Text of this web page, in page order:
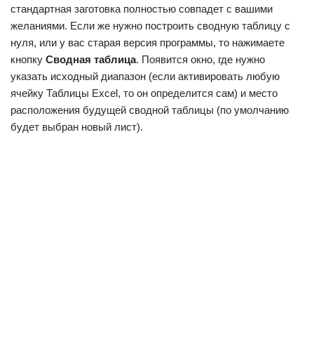
стандартная заготовка полностью совпадет с вашими
желаниями. Если же нужно построить сводную таблицу с
нуля, или у вас старая версия программы, то нажимаете
кнопку Сводная таблица. Появится окно, где нужно
указать исходный диапазон (если активировать любую
ячейку Таблицы Excel, то он определится сам) и место
расположения будущей сводной таблицы (по умолчанию
будет выбран новый лист).